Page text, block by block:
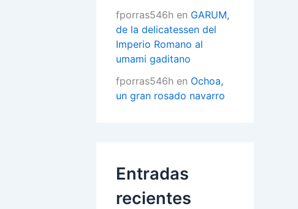
fporras546h en GARUM,
de la delicatessen del
Imperio Romano al
umami gaditano
fporras546h en Ochoa,
un gran rosado navarro
Entradas
recientes